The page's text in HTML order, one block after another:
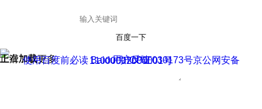
百度一下
正在加载
上滑加载更多 用户反馈
使用百度前必读 Baidu 京ICP证030173号
京公网安备11000002000001号